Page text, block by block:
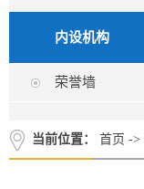
内设机构
荣誉墙
当前位置： 首页 ->